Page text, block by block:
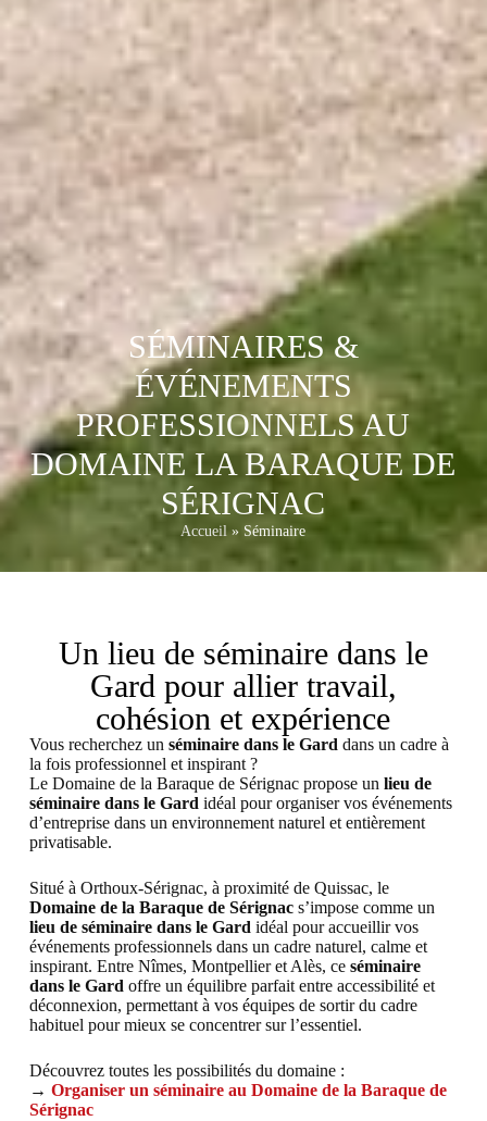
SÉMINAIRES &
ÉVÉNEMENTS
PROFESSIONNELS AU
DOMAINE LA BARAQUE DE
SÉRIGNAC
Accueil » Séminaire
Un lieu de séminaire dans le
Gard pour allier travail,
cohésion et expérience
Vous recherchez un séminaire dans le Gard dans un cadre à
la fois professionnel et inspirant ?
Le Domaine de la Baraque de Sérignac propose un lieu de
séminaire dans le Gard idéal pour organiser vos événements
d’entreprise dans un environnement naturel et entièrement
privatisable.
Situé à Orthoux-Sérignac, à proximité de Quissac, le
Domaine de la Baraque de Sérignacs’impose comme un
lieu de séminaire dans le Gard idéal pour accueillir vos
événements professionnels dans un cadre naturel, calme et
inspirant. Entre Nîmes, Montpellier et Alès, ce séminaire
dans le Gard offre un équilibre parfait entre accessibilité et
déconnexion, permettant à vos équipes de sortir du cadre
habituel pour mieux se concentrer sur l’essentiel.
Découvrez toutes les possibilités du domaine :
→ Organiser un séminaire au Domaine de la Baraque de
Sérignac